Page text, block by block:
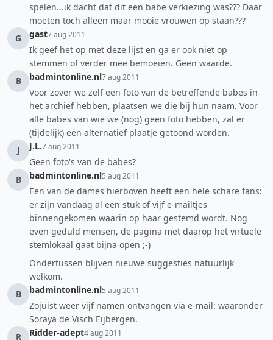
spelen...ik dacht dat dit een babe verkiezing was??? Daar
moeten toch alleen maar mooie vrouwen op staan???
G
gast7 aug 2011
Ik geef het op met deze lijst en ga er ook niet op
stemmen of verder mee bemoeien. Geen waarde.
B
badmintonline.nl7 aug 2011
Voor zover we zelf een foto van de betreffende babes in
het archief hebben, plaatsen we die bij hun naam. Voor
alle babes van wie we (nog) geen foto hebben, zal er
(tijdelijk) een alternatief plaatje getoond worden.
J
J.L.7 aug 2011
Geen foto's van de babes?
B
badmintonline.nl5 aug 2011
Een van de dames hierboven heeft een hele schare fans:
er zijn vandaag al een stuk of vijf e-mailtjes
binnengekomen waarin op haar gestemd wordt. Nog
even geduld mensen, de pagina met daarop het virtuele
stemlokaal gaat bijna open ;-)
Ondertussen blijven nieuwe suggesties natuurlijk
welkom.
B
badmintonline.nl5 aug 2011
Zojuist weer vijf namen ontvangen via e-mail: waaronder
Soraya de Visch Eijbergen.
R
Ridder-adept4 aug 2011